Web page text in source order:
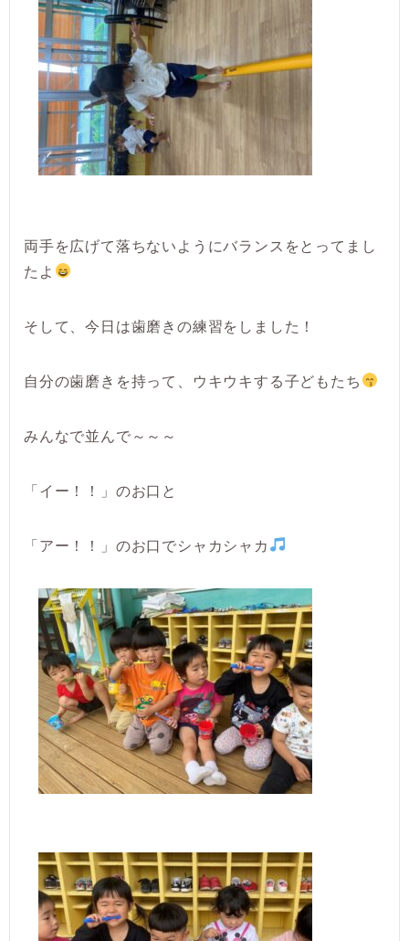
両手を広げて落ちないようにバランスをとってまし
たよ
そして、今日は歯磨きの練習をしました！
自分の歯磨きを持って、ウキウキする子どもたち
みんなで並んで～～～
「イー！！」のお口と
「アー！！」のお口でシャカシャカ